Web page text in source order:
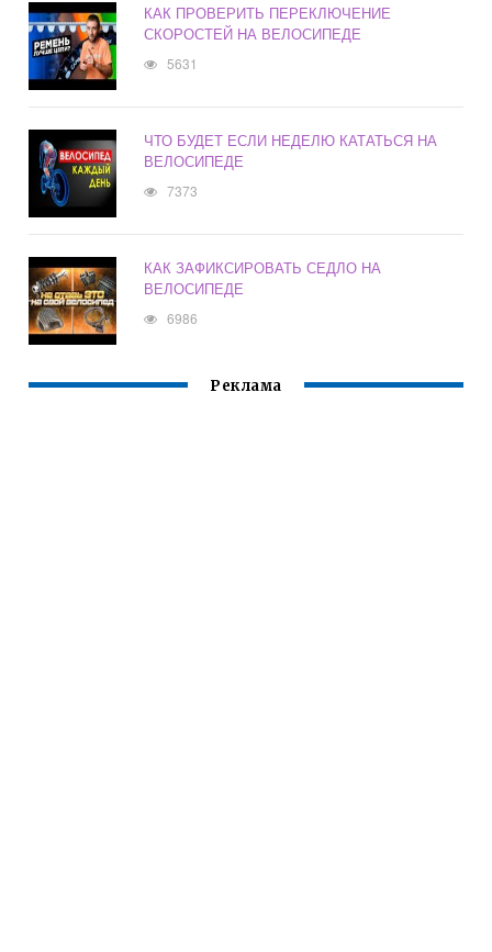
КАК ПРОВЕРИТЬ ПЕРЕКЛЮЧЕНИЕ
СКОРОСТЕЙ НА ВЕЛОСИПЕДЕ
5631
ЧТО БУДЕТ ЕСЛИ НЕДЕЛЮ КАТАТЬСЯ НА
ВЕЛОСИПЕДЕ
7373
КАК ЗАФИКСИРОВАТЬ СЕДЛО НА
ВЕЛОСИПЕДЕ
6986
Реклама